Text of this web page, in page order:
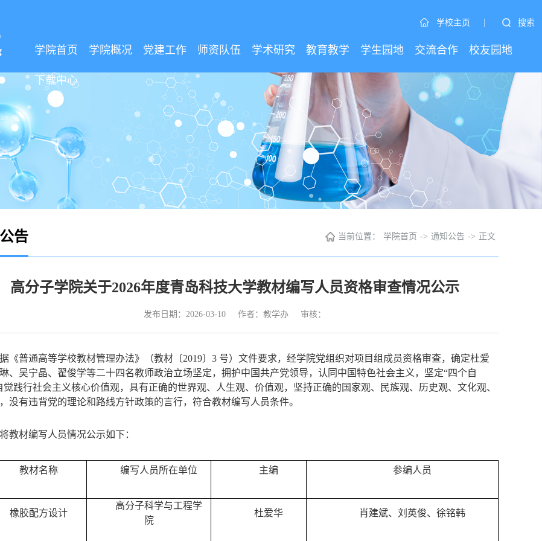
学校主页 | 搜索
学院首页 学院概况 党建工作 师资队伍 学术研究 教育教学 学生园地 交流合作 校友园地
下载中心
告 当前位置： 学院首页 -> 通知公告 -> 正文
高分子学院关于2026年度青岛科技大学教材编写人员资格审查情况公示
发布日期：2026-03-10 作者：教学办 审核：
《普通高等学校教材管理办法》（教材〔2019〕 3 号）文件要求，经学院党组织对项目组成员资格审查，确定杜爱
、吴宁晶、翟俊学等二十四名教师政治立场坚定，拥护中国共产党领导，认同中国特色社会主义，坚定“四个自
觉践行社会主义核心价值观，具有正确的世界观、人生观、价值观，坚持正确的国家观、民族观、历史观、文化观、
没有违背党的理论和路线方针政策的言行，符合教材编写人员条件。
教材编写人员情况公示如下：
教材名称 编写人员所在单位 主编 参编人员
橡胶配方设计
高分子科学与工程学
院
杜爱华 肖建斌、刘英俊、徐铭韩